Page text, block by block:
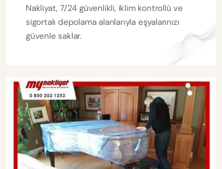
Nakliyat, 7/24 güvenlikli, iklim kontrollü ve
sigortalı depolama alanlarıyla eşyalarınızı
güvenle saklar.